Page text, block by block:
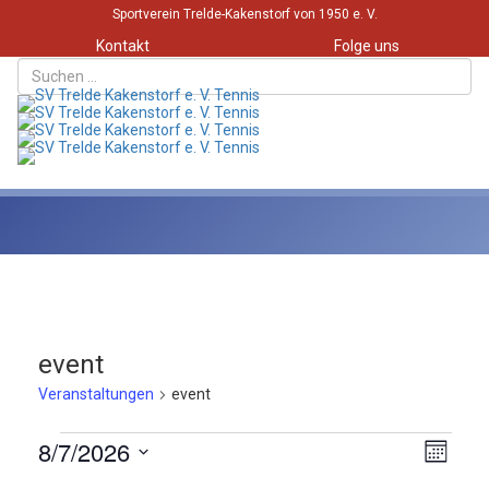
Sportverein Trelde-Kakenstorf von 1950 e. V.
Kontakt Folge uns
event
Veranstaltungen event
Veranstaltungen Monat
8/7/2026